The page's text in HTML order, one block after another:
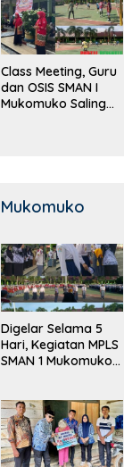
Class Meeting, Guru
dan OSIS SMAN I
Mukomuko Saling
Mukomuko
Digelar Selama 5
Hari, Kegiatan MPLS
SMAN 1 Mukomuko